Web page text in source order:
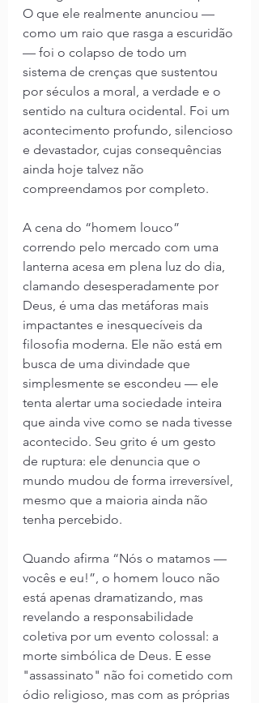
O que ele realmente anunciou —
como um raio que rasga a escuridão
— foi o colapso de todo um
sistema de crenças que sustentou
por séculos a moral, a verdade e o
sentido na cultura ocidental. Foi um
acontecimento profundo, silencioso
e devastador, cujas consequências
ainda hoje talvez não
compreendamos por completo.
A cena do “homem louco”
correndo pelo mercado com uma
lanterna acesa em plena luz do dia,
clamando desesperadamente por
Deus, é uma das metáforas mais
impactantes e inesquecíveis da
filosofia moderna. Ele não está em
busca de uma divindade que
simplesmente se escondeu — ele
tenta alertar uma sociedade inteira
que ainda vive como se nada tivesse
acontecido. Seu grito é um gesto
de ruptura: ele denuncia que o
mundo mudou de forma irreversível,
mesmo que a maioria ainda não
tenha percebido.
Quando afirma “Nós o matamos —
vocês e eu!”, o homem louco não
está apenas dramatizando, mas
revelando a responsabilidade
coletiva por um evento colossal: a
morte simbólica de Deus. E esse
"assassinato" não foi cometido com
ódio religioso, mas com as próprias